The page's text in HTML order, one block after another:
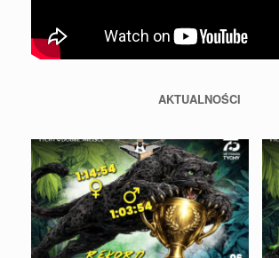
AKTUALNOŚCI